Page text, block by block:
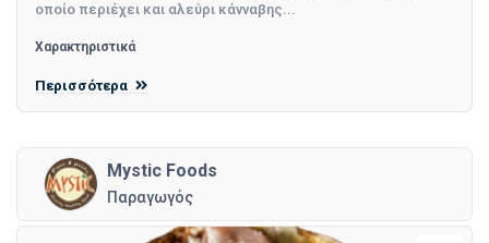
οποίο περιέχει και αλεύρι κάνναβης...
Χαρακτηριστικά
Περισσότερα
Mystic Foods
Παραγωγός